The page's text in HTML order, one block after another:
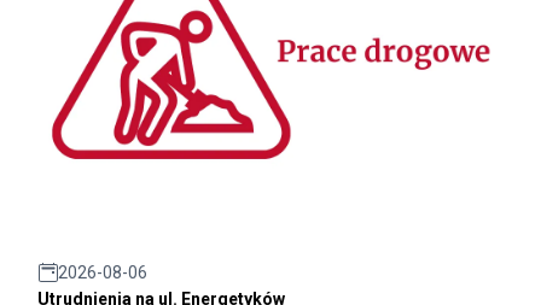
2026-08-06
Utrudnienia na ul. Energetyków